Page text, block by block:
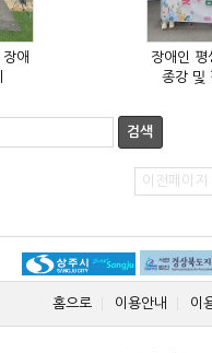
종강 및
검색
이전페이지
홈으로 이용안내 이